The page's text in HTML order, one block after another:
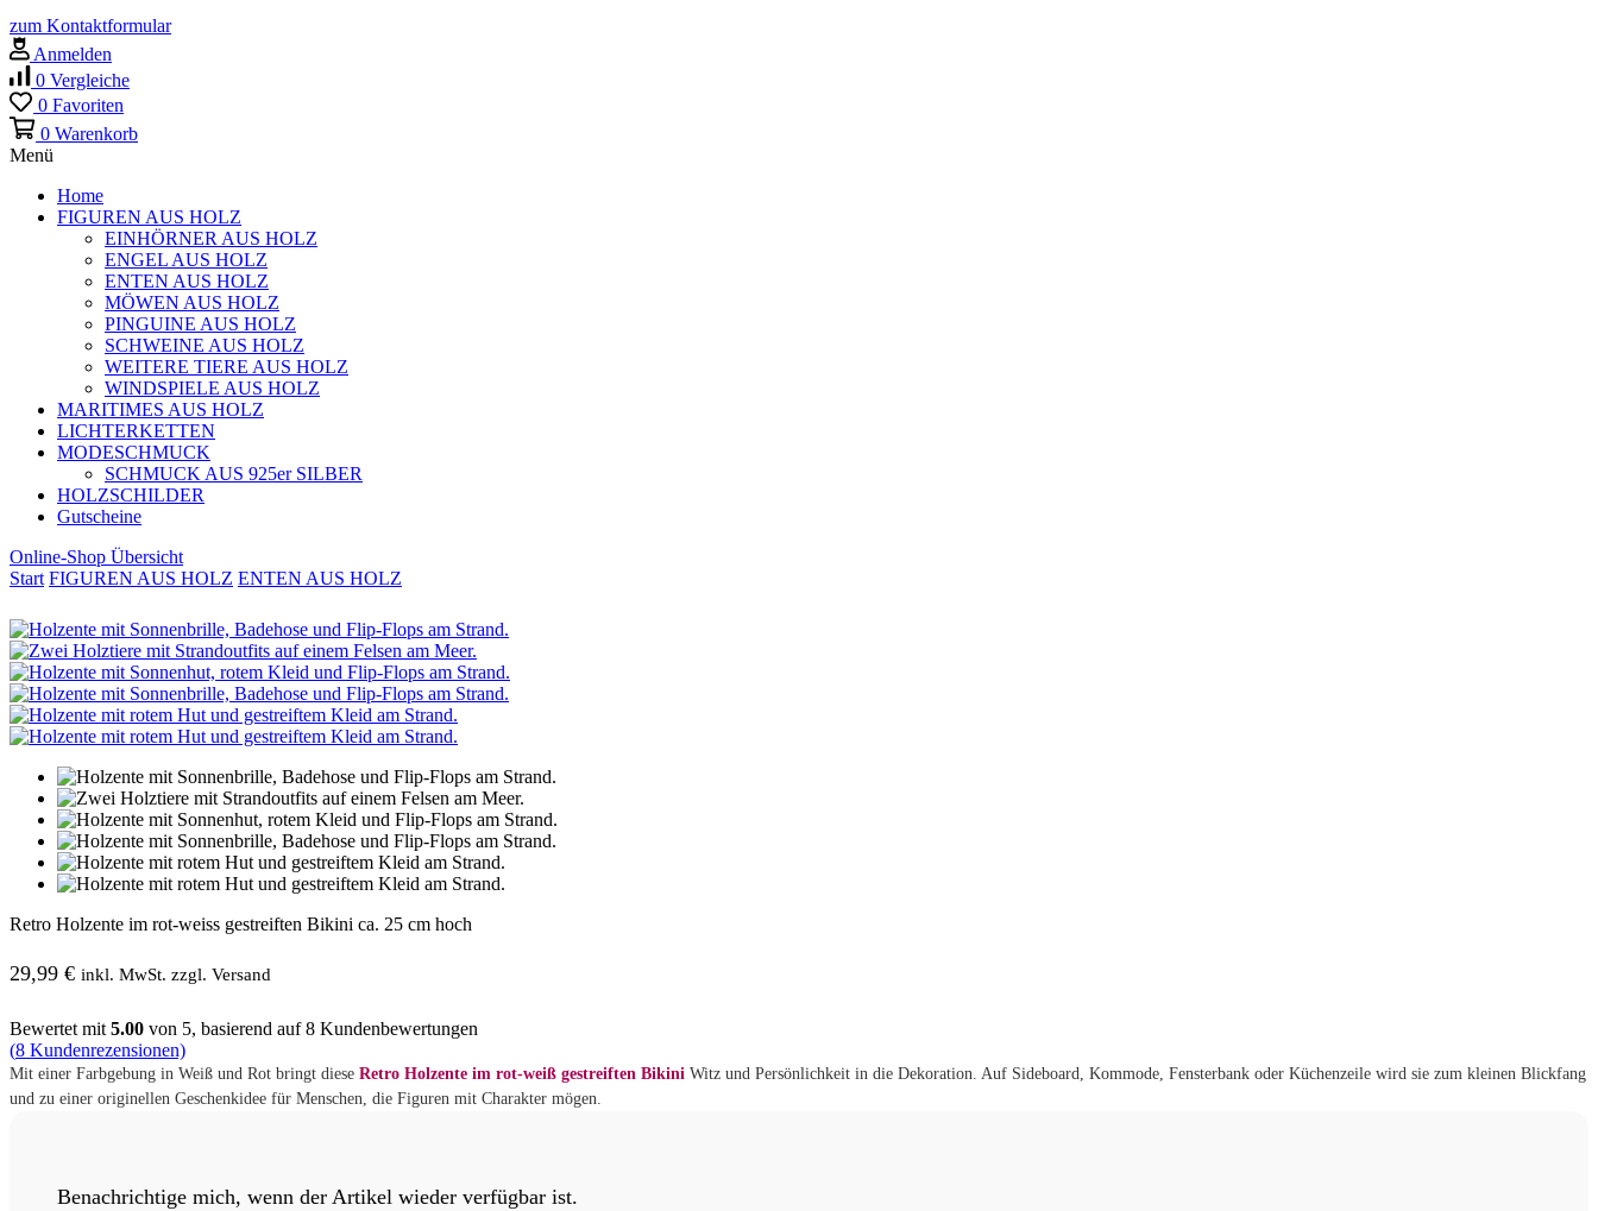
zum Kontaktformular
Anmelden
0 Vergleiche
0 Favoriten
0 Warenkorb
Menü
Home
FIGUREN AUS HOLZ
EINHÖRNER AUS HOLZ
ENGEL AUS HOLZ
ENTEN AUS HOLZ
MÖWEN AUS HOLZ
PINGUINE AUS HOLZ
SCHWEINE AUS HOLZ
WEITERE TIERE AUS HOLZ
WINDSPIELE AUS HOLZ
MARITIMES AUS HOLZ
LICHTERKETTEN
MODESCHMUCK
SCHMUCK AUS 925er SILBER
HOLZSCHILDER
Gutscheine
Online-Shop Übersicht
Start FIGUREN AUS HOLZ ENTEN AUS HOLZ
Retro Holzente im rot-weiss gestreiften Bikini ca. 25 cm hoch
29,99 € inkl. MwSt. zzgl. Versand
Bewertet mit 5.00 von 5, basierend auf8 Kundenbewertungen
(8 Kundenrezensionen)
Mit einer Farbgebung in Weiß und Rot bringt diese Retro Holzente im rot-weiß gestreiften Bikini Witz und Persönlichkeit in die Dekoration. Auf Sideboard, Kommode, Fensterbank oder Küchenzeile wird sie zum kleinen Blickfang
und zu einer originellen Geschenkidee für Menschen, die Figuren mit Charakter mögen.
Benachrichtige mich, wenn der Artikel wieder verfügbar ist.